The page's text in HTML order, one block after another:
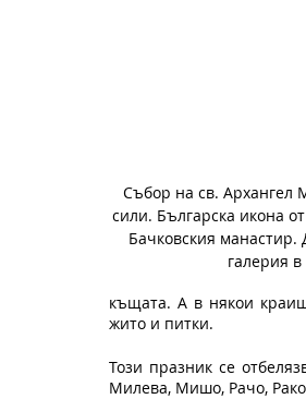
Събор на св. Архангел
сили. Българска икона
Бачковския
галерия
къщата. А в някои
жито и питки.
Този празник се
Милева, Мишо, Рачо,